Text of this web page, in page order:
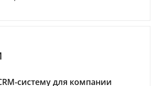
систему для компании